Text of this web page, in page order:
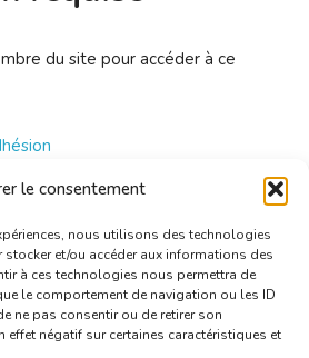
le consentement
nous utilisons des technologies
et/ou accéder aux informations des
à ces technologies nous permettra de
le comportement de navigation ou les ID
ne pas consentir ou de retirer son
effet négatif sur certaines caractéristiques et
du site pour accéder à ce